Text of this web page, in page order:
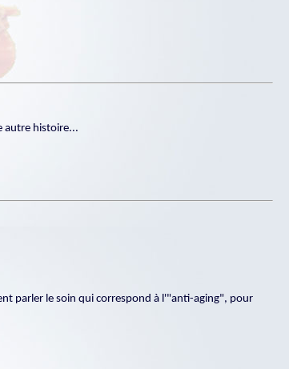
autre histoire...
parler le soin qui correspond à l'"anti-aging", pour